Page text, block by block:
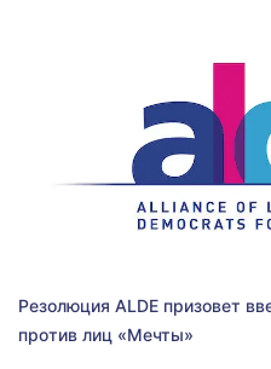
Резолюция ALDE призовет
против лиц «Мечты»